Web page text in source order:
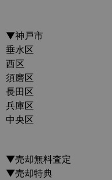
▼神戸市
垂水区
西区
須磨区
長田区
兵庫区
中央区
▼売却無料査定
▼売却特典